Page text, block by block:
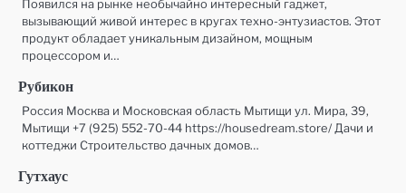
Появился на рынке необычайно интересный гаджет,
вызывающий живой интерес в кругах техно-энтузиастов. Этот
продукт обладает уникальным дизайном, мощным
процессором и…
Рубикон
Россия Москва и Московская область Мытищи ул. Мира, 39,
Мытищи +7 (925) 552-70-44 https://housedream.store/ Дачи и
коттеджи Строительство дачных домов…
Гутхаус